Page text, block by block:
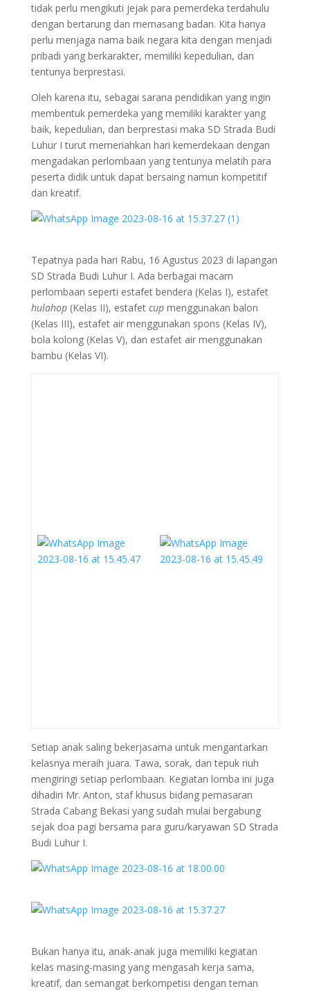
tidak perlu mengikuti jejak para pemerdeka terdahulu
dengan bertarung dan memasang badan. Kita hanya
perlu menjaga nama baik negara kita dengan menjadi
pribadi yang berkarakter, memiliki kepedulian, dan
tentunya berprestasi.
Oleh karena itu, sebagai sarana pendidikan yang ingin
membentuk pemerdeka yang memiliki karakter yang
baik, kepedulian, dan berprestasi maka SD Strada Budi
Luhur I turut memeriahkan hari kemerdekaan dengan
mengadakan perlombaan yang tentunya melatih para
peserta didik untuk dapat bersaing namun kompetitif
dan kreatif.
Tepatnya pada hari Rabu, 16 Agustus 2023 di lapangan
SD Strada Budi Luhur I. Ada berbagai macam
perlombaan seperti estafet bendera (Kelas I), estafet
hulahop (Kelas II), estafet cup menggunakan balon
(Kelas III), estafet air menggunakan spons (Kelas IV),
bola kolong (Kelas V), dan estafet air menggunakan
bambu (Kelas VI).
Setiap anak saling bekerjasama untuk mengantarkan
kelasnya meraih juara. Tawa, sorak, dan tepuk riuh
mengiringi setiap perlombaan. Kegiatan lomba ini juga
dihadiri Mr. Anton, staf khusus bidang pemasaran
Strada Cabang Bekasi yang sudah mulai bergabung
sejak doa pagi bersama para guru/karyawan SD Strada
Budi Luhur I.
Bukan hanya itu, anak-anak juga memiliki kegiatan
kelas masing-masing yang mengasah kerja sama,
kreatif, dan semangat berkompetisi dengan teman